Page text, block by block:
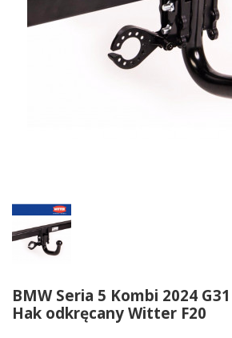
BMW Seria 5 Kombi 2024 G31
Hak odkręcany Witter F20